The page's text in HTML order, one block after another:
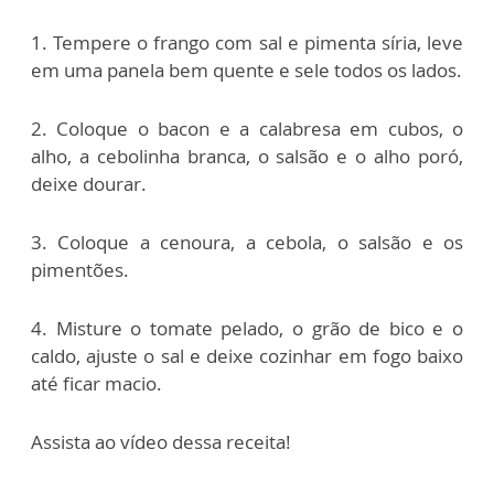
1. Tempere o frango com sal e pimenta síria, leve
em uma panela bem quente e sele todos os lados.
2. Coloque o bacon e a calabresa em cubos, o
alho, a cebolinha branca, o salsão e o alho poró,
deixe dourar.
3. Coloque a cenoura, a cebola, o salsão e os
pimentões.
4. Misture o tomate pelado, o grão de bico e o
caldo, ajuste o sal e deixe cozinhar em fogo baixo
até ficar macio.
Assista ao vídeo dessa receita!